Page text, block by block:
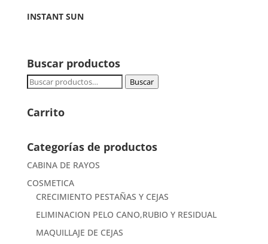
INSTANT SUN
Buscar productos
Buscar
Buscar
Carrito
Categorías de productos
CABINA DE RAYOS
COSMETICA
CRECIMIENTO PESTAÑAS Y CEJAS
ELIMINACION PELO CANO,RUBIO Y RESIDUAL
MAQUILLAJE DE CEJAS